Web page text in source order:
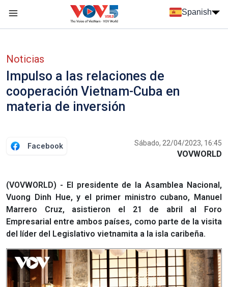
Spanish
Noticias
Impulso a las relaciones de
cooperación Vietnam-Cuba en
materia de inversión
Facebook Sábado, 22/04/2023, 16:45
VOVWORLD
(VOVWORLD) - El presidente de la Asamblea Nacional,
Vuong Dinh Hue, y el primer ministro cubano, Manuel
Marrero Cruz, asistieron el 21 de abril al Foro
Empresarial entre ambos países, como parte de la visita
del líder del Legislativo vietnamita a la isla caribeña.